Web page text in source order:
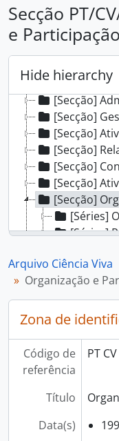
Secção PT/
e
Hide hierarchy
[Subfundos]
[Secção]
[Secção]
[Secção]
[Secção]
[Secção]
[Secção]
[Secção]
[Secção]
[Secção]
[Secção]
[Secção]
[Séries]
[Séries]
[Coleção]
[Coleção]
[Coleção]
[Coleção]
[Coleção]
[Coleção]
Arquivo Ciência Viva
Organização e
Zona de
Código de
referência
PT
Título
Data(s)